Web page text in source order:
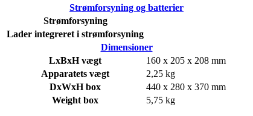
Strømforsyning og batterier
Strømforsyning
Lader integreret i strømforsyning
Dimensioner
LxBxH vægt
160 x 205 x 208 mm
Apparatets vægt
2,25 kg
DxWxH box
440 x 280 x 370 mm
Weight box
5,75 kg